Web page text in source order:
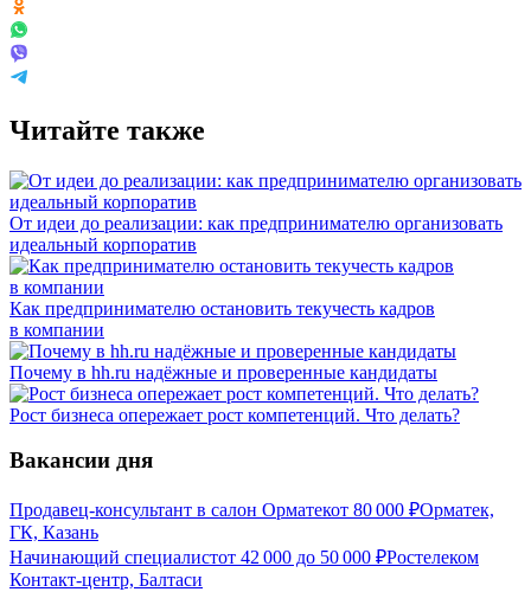
Читайте также
От идеи до реализации: как предпринимателю организовать
идеальный корпоратив
Как предпринимателю остановить текучесть кадров
в компании
Почему в hh.ru надёжные и проверенные кандидаты
Рост бизнеса опережает рост компетенций. Что делать?
Вакансии дня
Продавец-консультант в салон Орматекот 80 000 ₽Орматек,
ГК, Казань
Начинающий специалистот 42 000 до 50 000 ₽Ростелеком
Контакт-центр, Балтаси